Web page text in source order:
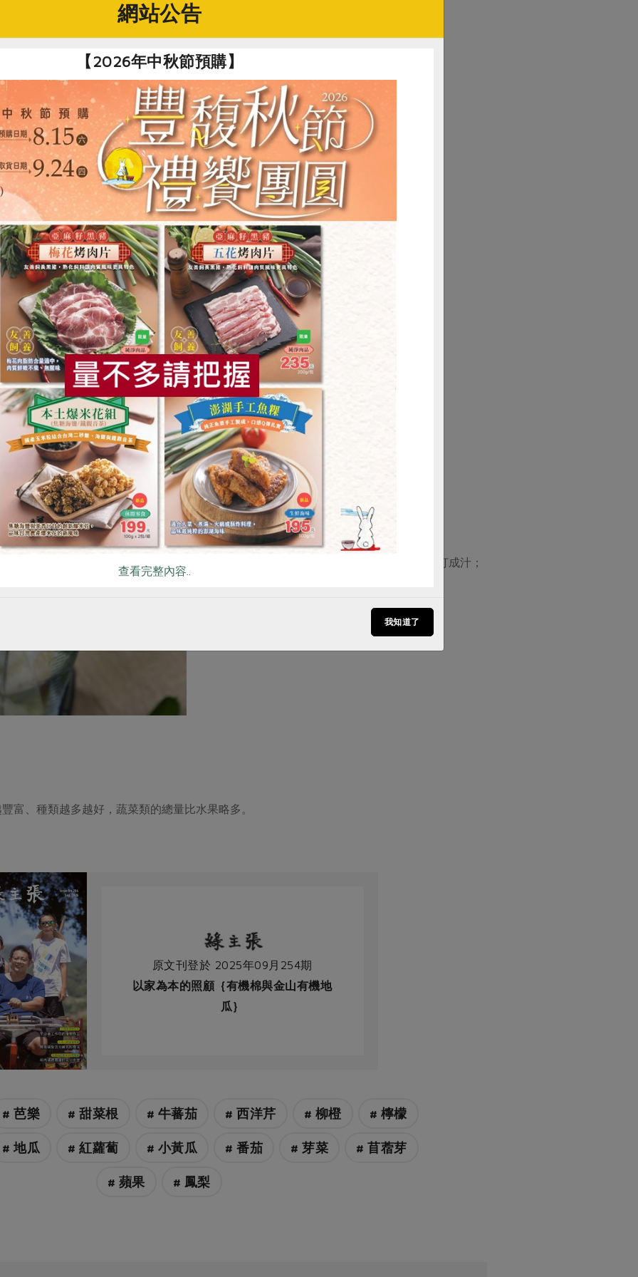
2.鳳梨、柳橙、檸檬去皮切塊或片備用。
3.其餘的蔬果不去皮、不去籽，切塊備用。
4.將所有生鮮食材洗淨後放入果汁機，加水100CC 打成汁；
富、種類越多越好，蔬菜類的總量比水果略多。
原文刊登於 2025年09月254期
以家為本的照顧｛有機棉與金山有機地
瓜｝
# 芭樂 # 甜菜根 # 牛蕃茄 # 西洋芹 # 柳橙 # 檸檬
# 地瓜 # 紅蘿蔔 # 小黃瓜 # 番茄 # 芽菜 # 苜蓿芽
# 蘋果 # 鳳梨
RPET 食譜 減硝酸鹽 雞蛋 食安 共同購買
網站公告
【2026年中秋節預購】
查看完整內容..
我知道了